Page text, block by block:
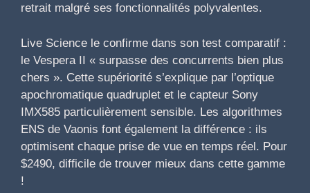
retrait malgré ses fonctionnalités polyvalentes.
Live Science le confirme dans son test comparatif :
le Vespera II « surpasse des concurrents bien plus
chers ». Cette supériorité s’explique par l’optique
apochromatique quadruplet et le capteur Sony
IMX585 particulièrement sensible. Les algorithmes
ENS de Vaonis font également la différence : ils
optimisent chaque prise de vue en temps réel. Pour
$2490, difficile de trouver mieux dans cette gamme
!